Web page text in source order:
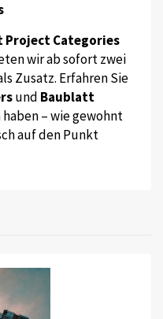
Project Categories
wir ab sofort zwei
Zusatz. Erfahren Sie
und Baublatt
– wie gewohnt
auf den Punkt